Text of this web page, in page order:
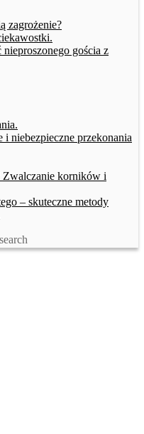
zagrożenie?
gościa z
i niebezpieczne przekonania
korników i
– skuteczne metody
search